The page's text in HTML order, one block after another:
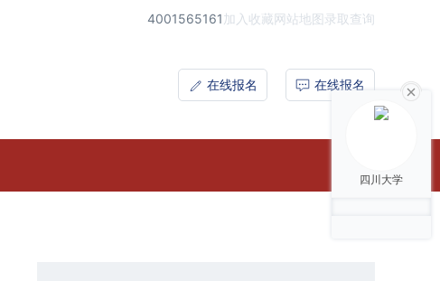
4001565161加入收藏网站地图 录取查询
在线报名 在线报名
四川大学